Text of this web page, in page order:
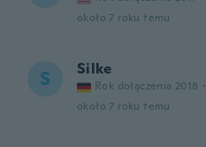
około 7 roku temu
S Silke
Rok dołączenia 2018 ·
około 7 roku temu